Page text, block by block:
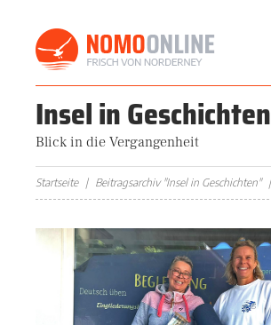
Insel in Geschichten
Blick in die Vergangenheit
Startseite Beitragsarchiv "Insel in Geschichten"